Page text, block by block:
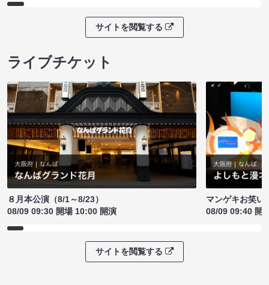
サイトを閲覧する
ライブチケット
８月本公演（8/1～8/23）
08/09 09:30 開場 10:00 開演
マンゲキお笑い
08/09 09:40 開
サイトを閲覧する